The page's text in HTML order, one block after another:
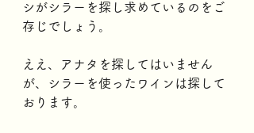
シがシラーを探し求めているのをご
存じでしょう。
ええ、アナタを探してはいません
が、シラーを使ったワインは探して
おります。